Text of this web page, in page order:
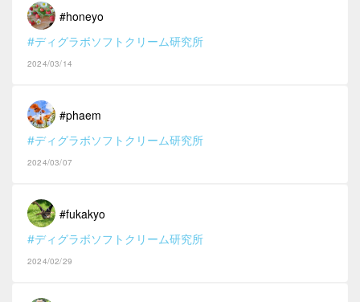
#honeyo
#ディグラボソフトクリーム研究所
2024/03/14
#phaem
#ディグラボソフトクリーム研究所
2024/03/07
#fukakyo
#ディグラボソフトクリーム研究所
2024/02/29